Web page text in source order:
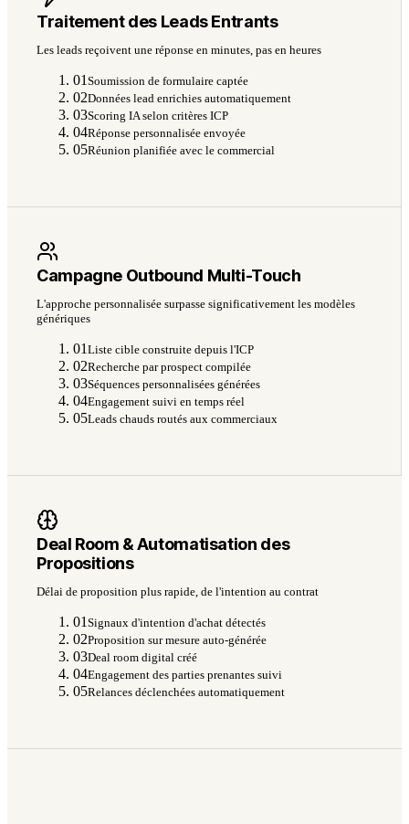
Traitement des Leads Entrants
Les leads reçoivent une réponse en minutes, pas en heures
01 Soumission de formulaire captée
02Données lead enrichies automatiquement
03Scoring IA selon critères ICP
04Réponse personnalisée envoyée
05Réunion planifiée avec le commercial
Campagne Outbound Multi-Touch
L'approche personnalisée surpasse significativement les modèles
génériques
01 Liste cible construite depuis l'ICP
02Recherche par prospect compilée
03Séquences personnalisées générées
04Engagement suivi en temps réel
05Leads chauds routés aux commerciaux
Deal Room & Automatisation des
Propositions
Délai de proposition plus rapide, de l'intention au contrat
01 Signaux d'intention d'achat détectés
02Proposition sur mesure auto-générée
03Deal room digital créé
04Engagement des parties prenantes suivi
05Relances déclenchées automatiquement